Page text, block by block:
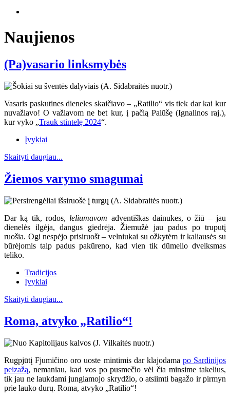
Naujienos
(Pa)vasario linksmybės
Vasaris paskutines dieneles skaičiavo – „Ratilio“ vis tiek dar kai kur
nuvažiavo! O važiavom ne bet kur, į pačią Palūšę (Ignalinos raj.),
kur vyko „Trauk stintelę 2024“.
Įvykiai
Skaityti daugiau...
Žiemos varymo smagumai
Dar ką tik, rodos, leliumavom adventiškas dainukes, o žiū – jau
dienelės ilgėja, dangus giedrėja. Žiemužė jau padus po truputį
ruošia. Ogi nespėjo prisiruošt – velniukai su ožkytėm ir kaliausės su
būrėjomis taip padus pakūreno, kad vien tik dūmelio dvelksmas
teliko.
Tradicijos
Įvykiai
Skaityti daugiau...
Roma, atvyko „Ratilio“!
Rugpjūtį Fjumičino oro uoste mintimis dar klajodama po Sardinijos
peizažą, nemaniau, kad vos po pusmečio vėl čia minsime takelius,
tik jau ne laukdami jungiamojo skrydžio, o atsiimti bagažo ir pirmyn
prie lauko durų. Roma, atvyko „Ratilio“!